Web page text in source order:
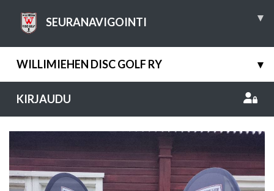
SEURANAVIGOINTI ▾
WILLIMIEHEN DISC GOLF RY ▾
KIRJAUDU